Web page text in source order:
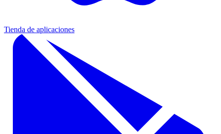
Tienda de aplicaciones